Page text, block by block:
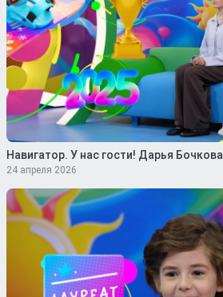
Навигатор. У нас гости! Дарья Бочкова
24 апреля 2026